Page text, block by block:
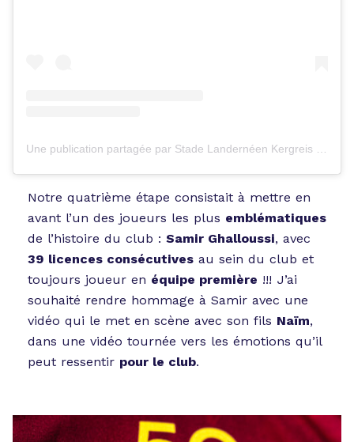
Notre quatrième étape consistait à mettre en
avant l’un des joueurs les plus emblématiques
de l’histoire du club : Samir Ghalloussi, avec
39 licences consécutivesau sein du club et
toujours joueur en équipe première !!! J’ai
souhaité rendre hommage à Samir avec une
vidéo qui le met en scène avec son fils Naïm,
dans une vidéo tournée vers les émotions qu’il
peut ressentir pour le club.